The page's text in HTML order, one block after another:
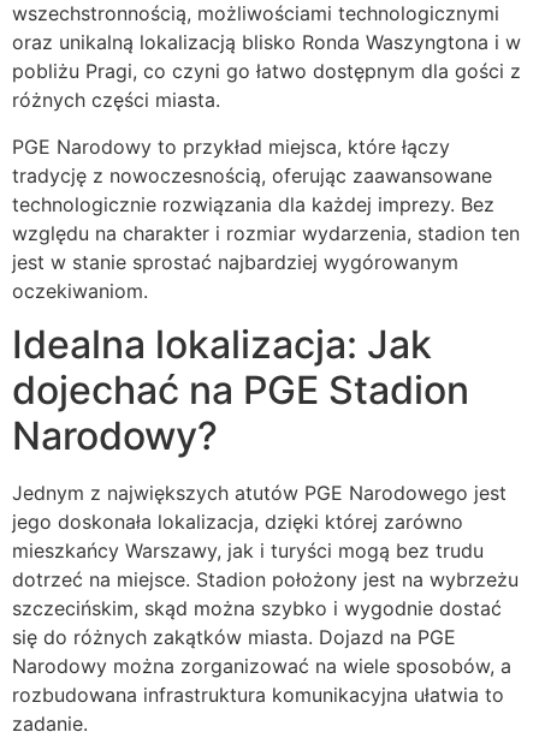
wszechstronnością, możliwościami technologicznymi
oraz unikalną lokalizacją blisko Ronda Waszyngtona i w
pobliżu Pragi, co czyni go łatwo dostępnym dla gości z
różnych części miasta.
PGE Narodowy to przykład miejsca, które łączy
tradycję z nowoczesnością, oferując zaawansowane
technologicznie rozwiązania dla każdej imprezy. Bez
względu na charakter i rozmiar wydarzenia, stadion ten
jest w stanie sprostać najbardziej wygórowanym
oczekiwaniom.
Idealna lokalizacja: Jak
dojechać na PGE Stadion
Narodowy?
Jednym z największych atutów PGE Narodowego jest
jego doskonała lokalizacja, dzięki której zarówno
mieszkańcy Warszawy, jak i turyści mogą bez trudu
dotrzeć na miejsce. Stadion położony jest na wybrzeżu
szczecińskim, skąd można szybko i wygodnie dostać
się do różnych zakątków miasta. Dojazd na PGE
Narodowy można zorganizować na wiele sposobów, a
rozbudowana infrastruktura komunikacyjna ułatwia to
zadanie.